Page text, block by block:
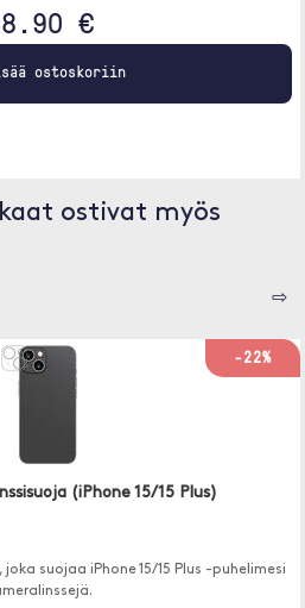
€
ostoskoriin
ostivat myös
⇨
-22%
(iPhone 15/15 Plus)
suojaa iPhone 15/15 Plus -puhelimesi